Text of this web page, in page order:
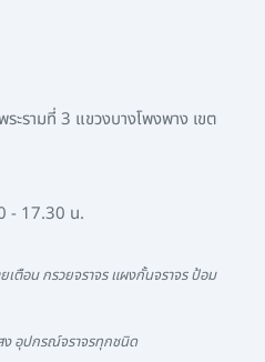
รามที่ 3 แขวงบางโพงพาง เขต
- 17.30 น.
เตือน กรวยจราจร แผงกั้นจราจร ป้อม
ง อุปกรณ์จราจรทุกชนิด